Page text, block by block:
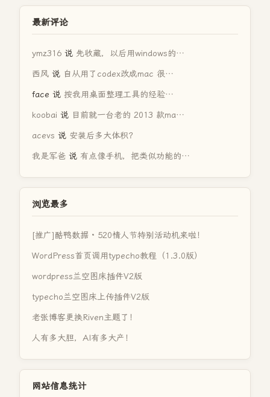
最新评论
ymz316 说 先收藏，以后用windows的…
西风 说 自从用了codex改成mac 很…
face 说 按我用桌面整理工具的经验…
koobai 说 目前就一台老的 2013 款ma…
acevs 说 安装后多大体积？
我是军爸 说 有点像手机，把类似功能的…
浏览最多
[推广]酷鸭数据 · 520情人节特别活动机来啦！
WordPress首页调用typecho教程（1.3.0版）
wordpress兰空图床插件V2版
typecho兰空图床上传插件V2版
老张博客更换Riven主题了！
人有多大胆，AI有多大产！
网站信息统计